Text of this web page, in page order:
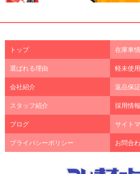
トップ 在庫車
選ばれる理由 軽未使
会社紹介 返品保証
スタッフ紹介 採用情報
ブログ サイト
プライバシーポリシー お問合